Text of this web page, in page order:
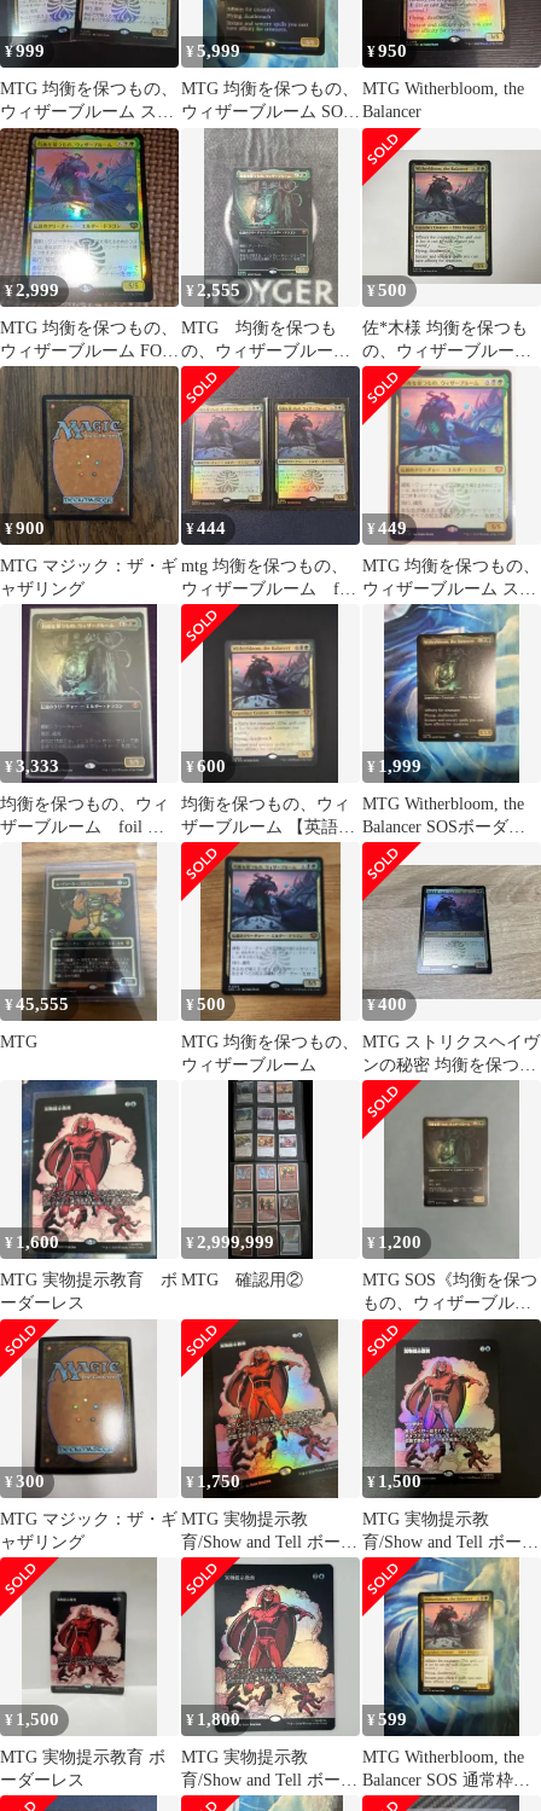
¥999
MTG 均衡を保つもの、
ウィザーブルーム スト
リクスヘイヴンの秘密
2枚セット
¥5,999
MTG 均衡を保つもの、
ウィザーブルーム SOS
ボーダーレス 英語版
FOIL
¥950
MTG Witherbloom, the
Balancer
¥2,999
MTG 均衡を保つもの、
ウィザーブルーム FOIL
プロモパック版
¥ 2,555
MTG 均衡を保つも
の、ウィザーブルー
ム 日本語 ボーダー
レス FOIL版 1枚
¥500
佐*木様 均衡を保つも
の、ウィザーブルー
ム 精髄の大釜 セッ
ト 英語版 mtg
¥900
MTG マジック：ザ・ギ
ャザリング
¥444
mtg 均衡を保つもの、
ウィザーブルーム foil
2枚
¥449
MTG 均衡を保つもの、
ウィザーブルーム スト
リクスヘイヴンの秘密
¥3,333
均衡を保つもの、ウィ
ザーブルーム foil 日
本語
¥600
均衡を保つもの、ウィ
ザーブルーム 【英語
版】
¥ 1,999
MTG Witherbloom, the
Balancer SOSボーダー
レス英
¥45,555
MTG
¥500
MTG 均衡を保つもの、
ウィザーブルーム
¥400
MTG ストリクスヘイヴ
ンの秘密 均衡を保つも
の、ウィザーブルー
ム Foil
¥ 1,600
MTG 実物提示教育 ボ
ーダーレス
¥2,999,999
MTG 確認用②
¥ 1,200
MTG SOS《均衡を保つ
もの、ウィザーブルー
ム》ノンfoil
¥300
MTG マジック：ザ・ギ
ャザリング
¥ 1,750
MTG 実物提示教
育/Show and Tell ボーダ
ーレスfoil 日MAR
¥ 1,500
MTG 実物提示教
育/Show and Tell ボーダ
ーレスfoil 日MAR
¥ 1,500
MTG 実物提示教育 ボ
ーダーレス
¥ 1,800
MTG 実物提示教
育/Show and Tell ボーダ
ーレスfoil 日MAR
¥599
MTG Witherbloom, the
Balancer SOS 通常枠英
語版